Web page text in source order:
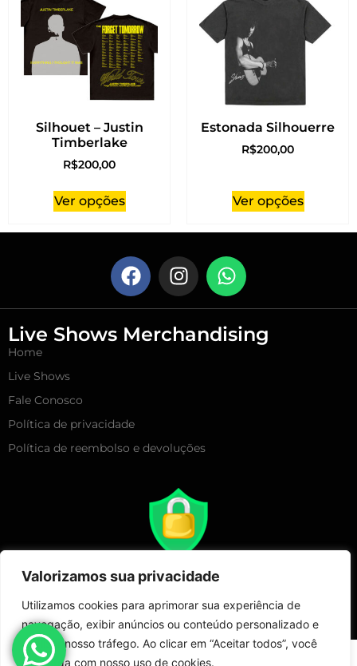
Valorizamos sua privacidade
Utilizamos cookies para aprimorar sua experiência de
navegação, exibir anúncios ou conteúdo personalizado e
analisar nosso tráfego. Ao clicar em “Aceitar todos”, você
concorda com nosso uso de cookies.
Silhouet – Justin
Timberlake
R$200,00
Ver opções
Estonada Silhouerre
R$200,00
Ver opções
Live Shows Merchandising
Home
Live Shows
Fale Conosco
Política de privacidade
Política de reembolso e devoluções
Copyright 2025 – Live Show Merchandising | Todos Direitos